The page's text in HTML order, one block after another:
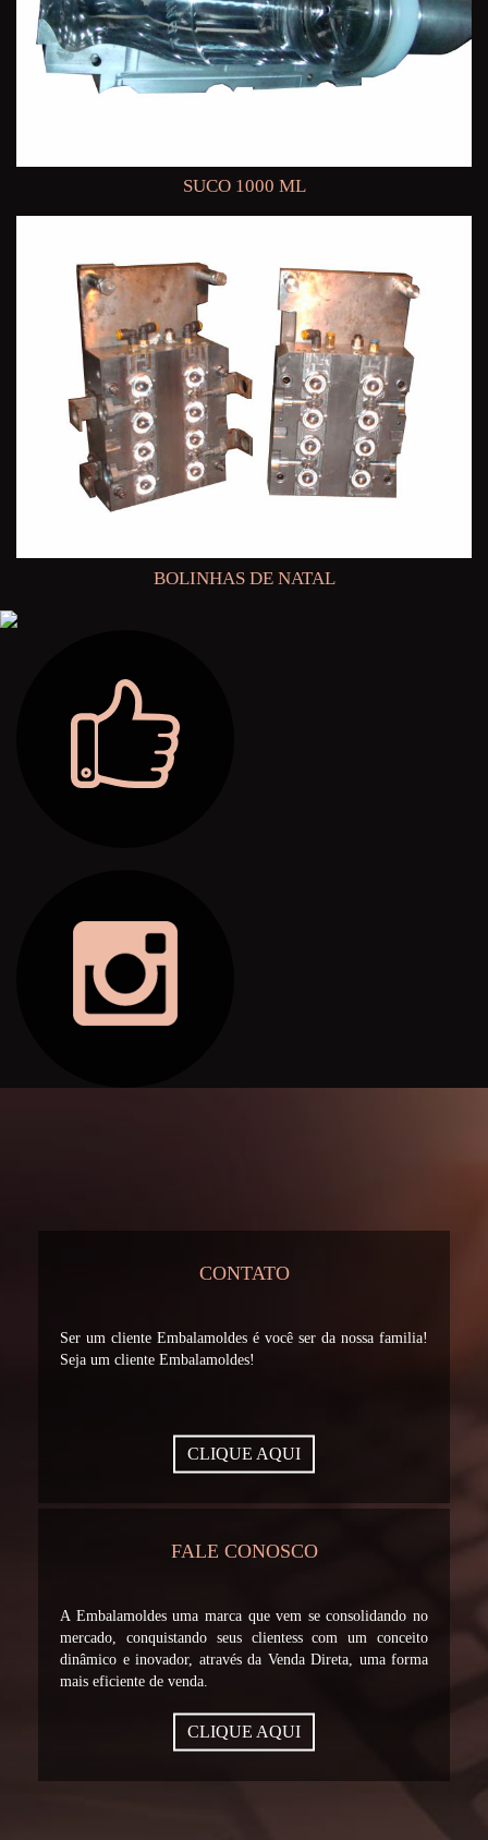
SUCO 1000 ML
BOLINHAS DE NATAL
CONTATO
Ser um cliente Embalamoldes é você ser da nossa familia!
Seja um cliente Embalamoldes!
CLIQUE AQUI
FALE CONOSCO
A Embalamoldes uma marca que vem se consolidando no
mercado, conquistando seus clientess com um conceito
dinâmico e inovador, através da Venda Direta, uma forma
mais eficiente de venda.
CLIQUE AQUI